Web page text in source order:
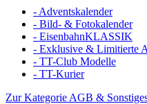
- Adventskalender
- Bild- & Fotokalender
- EisenbahnKLASSIK
- Exklusive & Limitierte
- TT-Club Modelle
- TT-Kurier
Zur Kategorie AGB &